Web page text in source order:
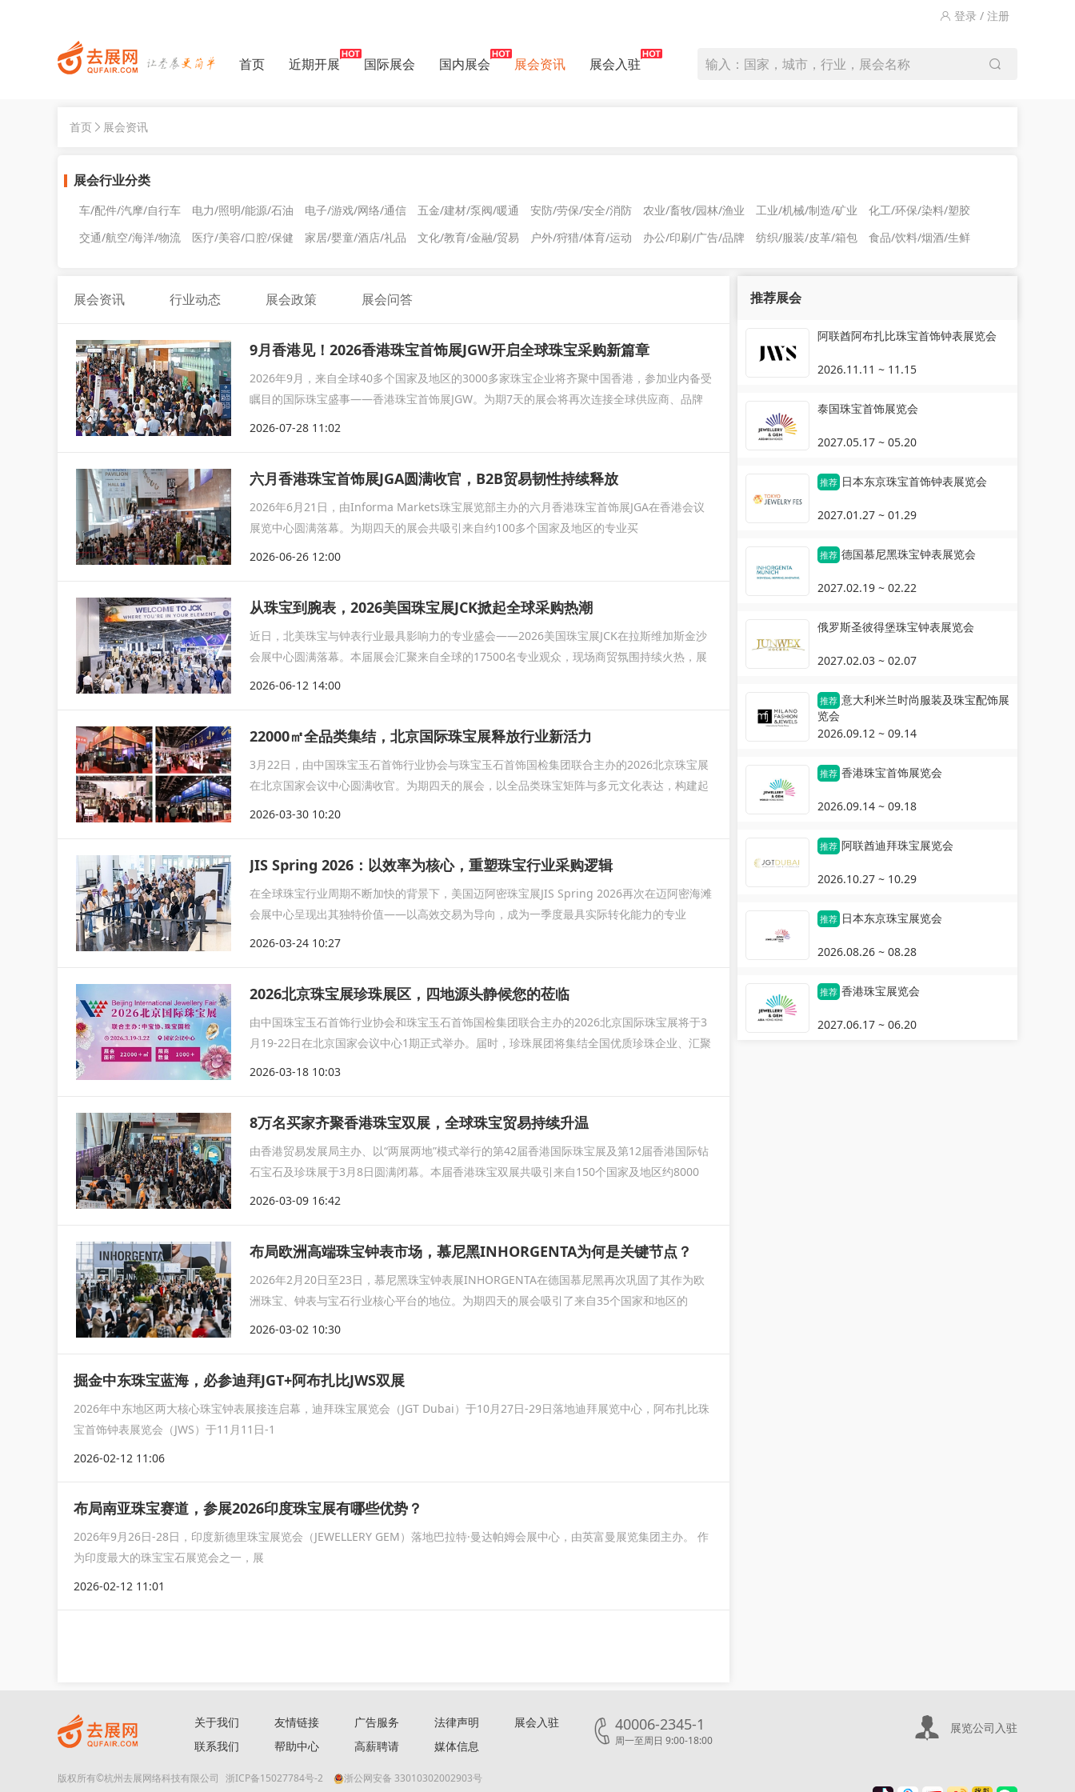
登录 / 注册
首页 近期开展 国际展会 国内展会 展会资讯 展会入驻 输入：国家，城市，行业，展会名称
首页 展会资讯
展会行业分类
车/配件/汽摩/自行车 电力/照明/能源/石油 电子/游戏/网络/通信 五金/建材/泵阀/暖通 安防/劳保/安全/消防 农业/畜牧/园林/渔业 工业/机械/制造/矿业
化工/环保/染料/塑胶
交通/航空/海洋/物流
医疗/美容/口腔/保健 家居/婴童/酒店/礼品 文化/教育/金融/贸易 户外/狩猎/体育/运动 办公/印刷/广告/品牌 纺织/服装/皮革/箱包 食品/饮料/烟酒/生鲜
展会资讯 行业动态 展会政策 展会问答
9月香港见！2026香港珠宝首饰展JGW开启全球珠宝采购新篇章
2026年9月，来自全球40多个国家及地区的3000多家珠宝企业将齐聚中国香港，参加业内备受
瞩目的国际珠宝盛事——香港珠宝首饰展JGW。为期7天的展会将再次连接全球供应商、品牌
2026-07-28 11:02
六月香港珠宝首饰展JGA圆满收官，B2B贸易韧性持续释放
2026年6月21日，由Informa Markets珠宝展览部主办的六月香港珠宝首饰展JGA在香港会议
展览中心圆满落幕。为期四天的展会共吸引来自约100多个国家及地区的专业买
2026-06-26 12:00
从珠宝到腕表，2026美国珠宝展JCK掀起全球采购热潮
近日，北美珠宝与钟表行业最具影响力的专业盛会——2026美国珠宝展JCK在拉斯维加斯金沙
会展中心圆满落幕。本届展会汇聚来自全球的17500名专业观众，现场商贸氛围持续火热，展
2026-06-12 14:00
22000㎡全品类集结，北京国际珠宝展释放行业新活力
3月22日，由中国珠宝玉石首饰行业协会与珠宝玉石首饰国检集团联合主办的2026北京珠宝展
在北京国家会议中心圆满收官。为期四天的展会，以全品类珠宝矩阵与多元文化表达，构建起
2026-03-30 10:20
JIS Spring 2026：以效率为核心，重塑珠宝行业采购逻辑
在全球珠宝行业周期不断加快的背景下，美国迈阿密珠宝展JIS Spring 2026再次在迈阿密海滩
会展中心呈现出其独特价值——以高效交易为导向，成为一季度最具实际转化能力的专业
2026-03-24 10:27
2026北京珠宝展珍珠展区，四地源头静候您的莅临
由中国珠宝玉石首饰行业协会和珠宝玉石首饰国检集团联合主办的2026北京国际珠宝展将于3
月19-22日在北京国家会议中心1期正式举办。届时，珍珠展团将集结全国优质珍珠企业、汇聚
2026-03-18 10:03
8万名买家齐聚香港珠宝双展，全球珠宝贸易持续升温
由香港贸易发展局主办、以“两展两地”模式举行的第42届香港国际珠宝展及第12届香港国际钻
石宝石及珍珠展于3月8日圆满闭幕。本届香港珠宝双展共吸引来自150个国家及地区约8000
2026-03-09 16:42
布局欧洲高端珠宝钟表市场，慕尼黑INHORGENTA为何是关键节点？
2026年2月20日至23日，慕尼黑珠宝钟表展INHORGENTA在德国慕尼黑再次巩固了其作为欧
洲珠宝、钟表与宝石行业核心平台的地位。为期四天的展会吸引了来自35个国家和地区的
2026-03-02 10:30
掘金中东珠宝蓝海，必参迪拜JGT+阿布扎比JWS双展
2026年中东地区两大核心珠宝钟表展接连启幕，迪拜珠宝展览会（JGT Dubai）于10月27日-29日落地迪拜展览中心，阿布扎比珠
宝首饰钟表展览会（JWS）于11月11日-1
2026-02-12 11:06
布局南亚珠宝赛道，参展2026印度珠宝展有哪些优势？
2026年9月26日-28日，印度新德里珠宝展览会（JEWELLERY GEM）落地巴拉特·曼达帕姆会展中心，由英富曼展览集团主办。 作
为印度最大的珠宝宝石展览会之一，展
2026-02-12 11:01
推荐展会
阿联酋阿布扎比珠宝首饰钟表展览会
2026.11.11 ~ 11.15
泰国珠宝首饰展览会
2027.05.17 ~ 05.20
推荐 日本东京珠宝首饰钟表展览会
2027.01.27 ~ 01.29
推荐 德国慕尼黑珠宝钟表展览会
2027.02.19 ~ 02.22
俄罗斯圣彼得堡珠宝钟表展览会
2027.02.03 ~ 02.07
推荐 意大利米兰时尚服装及珠宝配饰展
览会
2026.09.12 ~ 09.14
推荐 香港珠宝首饰展览会
2026.09.14 ~ 09.18
推荐 阿联酋迪拜珠宝展览会
2026.10.27 ~ 10.29
推荐 日本东京珠宝展览会
2026.08.26 ~ 08.28
推荐 香港珠宝展览会
2027.06.17 ~ 06.20
关于我们
联系我们
友情链接
帮助中心
广告服务
高薪聘请
法律声明
媒体信息
展会入驻 40006-2345-1
周一至周日 9:00-18:00
展览公司入驻
版权所有©杭州去展网络科技有限公司 浙ICP备15027784号-2 浙公网安备 33010302002903号